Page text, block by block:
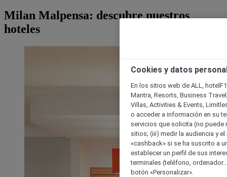
Milan Malpensa: descubre nuestros
hoteles
Cookies y datos
En los sitios web de ALL,
Mantra, Resorts, Business
Villas, Activities & Events,
o acceder a información en su
servicios que solicita (no puede
sitios; (iii) medir la audiencia y
«cashback» si se ha suscrito a
establecer un perfil de sus
terminales (teléfono,
botón «Personalizar».